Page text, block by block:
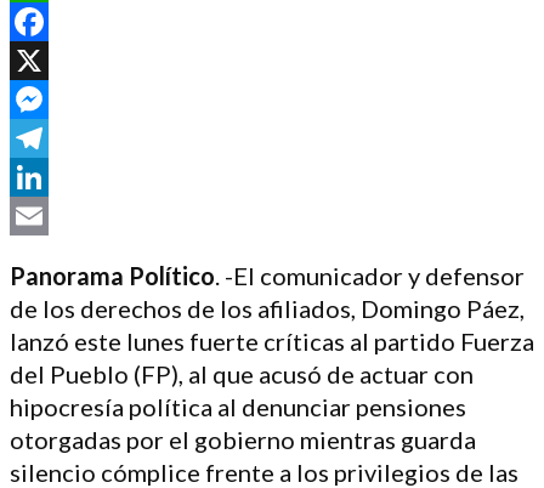
WhatsApp
Facebook
X
Messenger
Telegram
LinkedIn
Panorama Político . -El comunicador y defensor
de los derechos de los afiliados, Domingo Páez,
lanzó este lunes fuerte críticas al partido Fuerza
del Pueblo (FP), al que acusó de actuar con
hipocresía política al denunciar pensiones
otorgadas por el gobierno mientras guarda
silencio cómplice frente a los privilegios de las